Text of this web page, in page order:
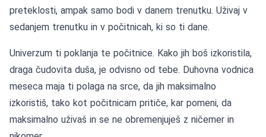
preteklosti, ampak samo bodi v danem trenutku. Uživaj v
sedanjem trenutku in v počitnicah, ki so ti dane.
Univerzum ti poklanja te počitnice. Kako jih boš izkoristila,
draga čudovita duša, je odvisno od tebe. Duhovna vodnica
meseca maja ti polaga na srce, da jih maksimalno
izkoristiš, tako kot počitnicam pritiče, kar pomeni, da
maksimalno uživaš in se ne obremenjuješ z ničemer in